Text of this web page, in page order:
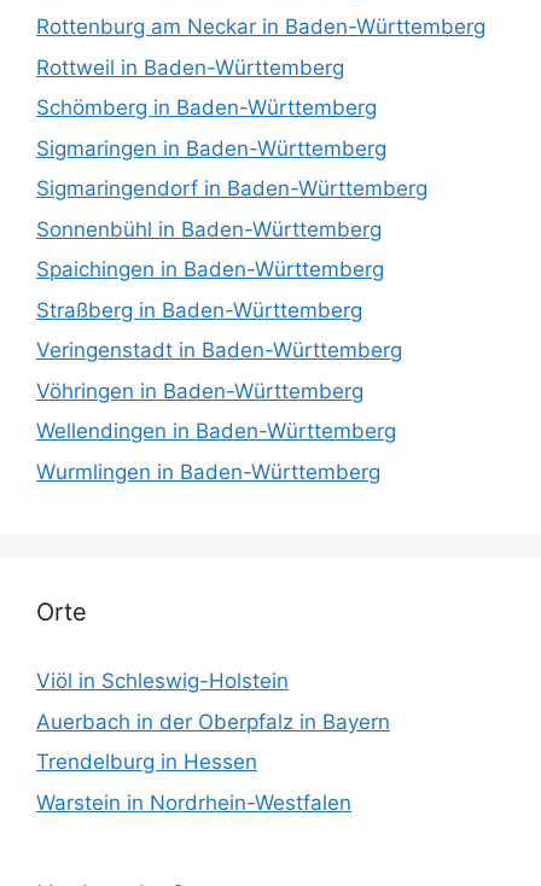
Rottenburg am Neckar in Baden-Württemberg
Rottweil in Baden-Württemberg
Schömberg in Baden-Württemberg
Sigmaringen in Baden-Württemberg
Sigmaringendorf in Baden-Württemberg
Sonnenbühl in Baden-Württemberg
Spaichingen in Baden-Württemberg
Straßberg in Baden-Württemberg
Veringenstadt in Baden-Württemberg
Vöhringen in Baden-Württemberg
Wellendingen in Baden-Württemberg
Wurmlingen in Baden-Württemberg
Orte
Viöl in Schleswig-Holstein
Auerbach in der Oberpfalz in Bayern
Trendelburg in Hessen
Warstein in Nordrhein-Westfalen